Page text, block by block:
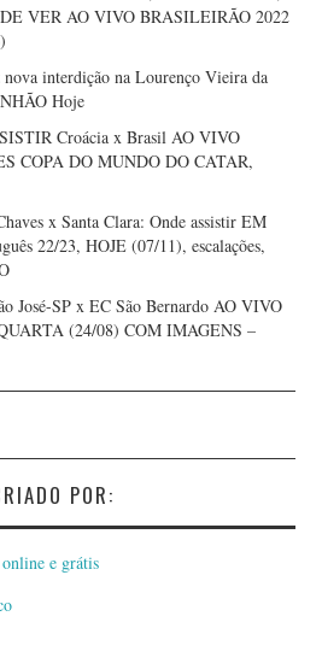
VER AO VIVO BRASILEIRÃO 2022
interdição na Lourenço Vieira da
Hoje
Croácia x Brasil AO VIVO
COPA DO MUNDO DO CATAR,
x Santa Clara: Onde assistir EM
22/23, HOJE (07/11), escalações,
José-SP x EC São Bernardo AO VIVO
(24/08) COM IMAGENS –
POR:
e grátis